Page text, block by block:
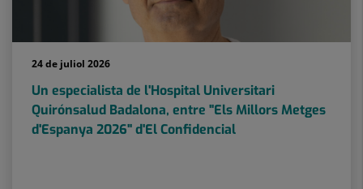
24 de juliol 2026
Un especialista de l'Hospital Universitari
Quirónsalud Badalona, entre "Els Millors Metges
d'Espanya 2026" d'El Confidencial